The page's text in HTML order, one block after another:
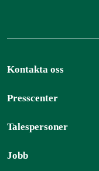
Kontakta oss
Presscenter
Talespersoner
Jobb